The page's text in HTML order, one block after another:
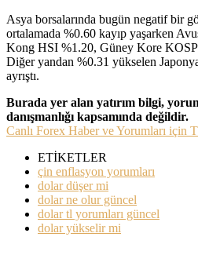
Asya borsalarında bugün negatif bir
ortalamada %0.60 kayıp yaşarken
Kong HSI %1.20, Güney Kore
Diğer yandan %0.31 yükselen
ayrıştı.
Burada yer alan yatırım bilgi,
danışmanlığı kapsamında değildir.
Canlı Forex Haber ve Yorumları için
ETİKETLER
çin enflasyon yorumları
dolar düşer mi
dolar ne olur güncel
dolar tl yorumları güncel
dolar yükselir mi